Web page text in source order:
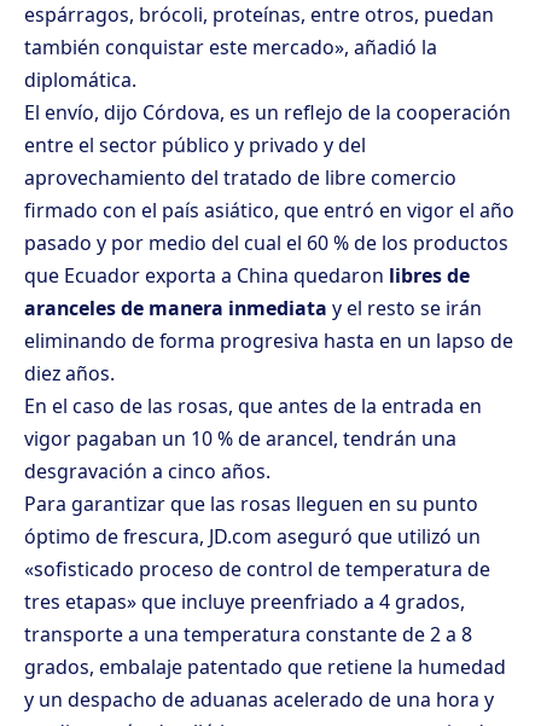
espárragos, brócoli, proteínas, entre otros, puedan
también conquistar este mercado», añadió la
diplomática.
El envío, dijo Córdova, es un reflejo de la cooperación
entre el sector público y privado y del
aprovechamiento del tratado de libre comercio
firmado con el país asiático, que entró en vigor el año
pasado y por medio del cual el 60 % de los productos
que Ecuador exporta a China quedaron libres de
aranceles de manera inmediata y el resto se irán
eliminando de forma progresiva hasta en un lapso de
diez años.
En el caso de las rosas, que antes de la entrada en
vigor pagaban un 10 % de arancel, tendrán una
desgravación a cinco años.
Para garantizar que las rosas lleguen en su punto
óptimo de frescura, JD.com aseguró que utilizó un
«sofisticado proceso de control de temperatura de
tres etapas» que incluye preenfriado a 4 grados,
transporte a una temperatura constante de 2 a 8
grados, embalaje patentado que retiene la humedad
y un despacho de aduanas acelerado de una hora y